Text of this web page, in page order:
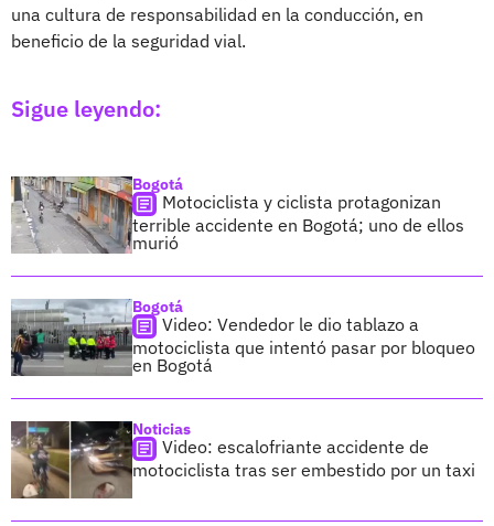
una cultura de responsabilidad en la conducción, en
beneficio de la seguridad vial.
Sigue leyendo:
Bogotá
Motociclista y ciclista protagonizan
terrible accidente en Bogotá; uno de ellos
murió
Bogotá
Video: Vendedor le dio tablazo a
motociclista que intentó pasar por bloqueo
en Bogotá
Noticias
Video: escalofriante accidente de
motociclista tras ser embestido por un taxi